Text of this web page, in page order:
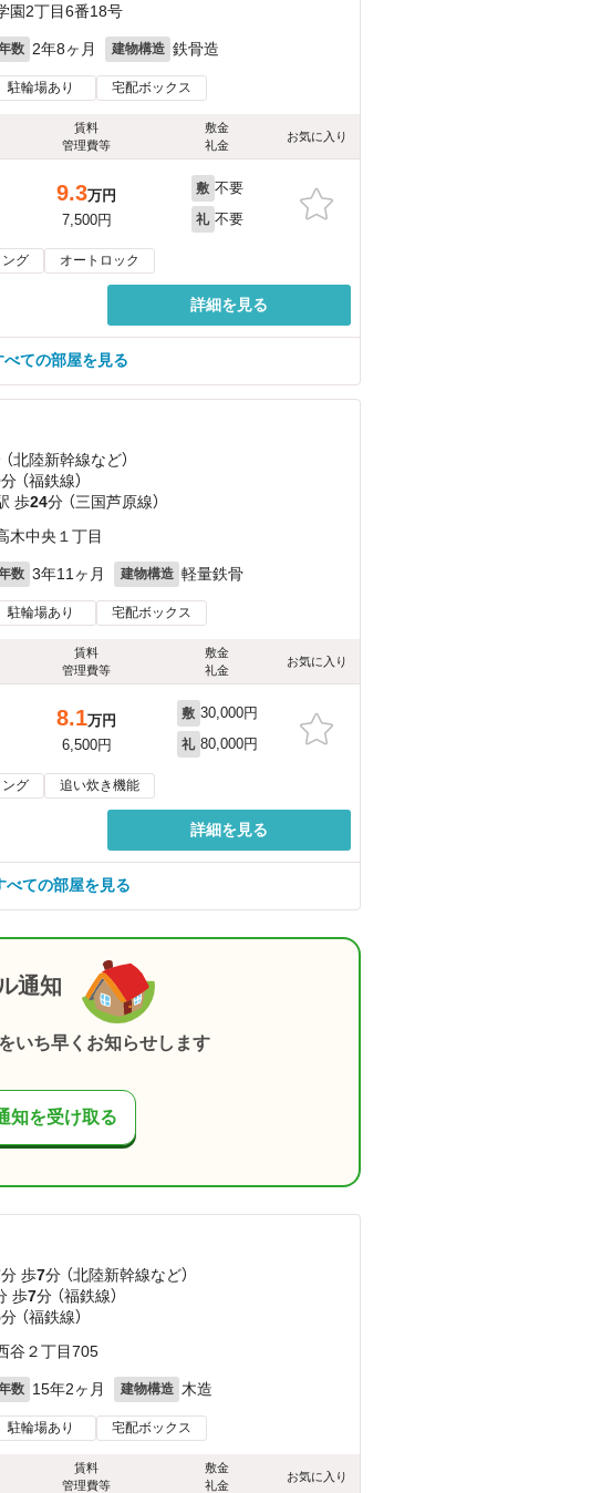
園2丁目6番18号
数 2年8ヶ月 建物構造 鉄骨造
駐輪場あり 宅配ボックス
賃料
管理費等
敷金
礼金
お気に入り
9.3万円
7,500円
敷 不要
礼 不要
グ オートロック
詳細を見る
ての部屋を見る
（北陸新幹線など）
分 （福鉄線）
歩24分 （三国芦原線）
木中央１丁目
数 3年11ヶ月 建物構造 軽量鉄骨
駐輪場あり 宅配ボックス
賃料
管理費等
敷金
礼金
お気に入り
8.1万円
6,500円
敷 30,000円
礼 80,000円
グ 追い炊き機能
詳細を見る
べての部屋を見る
通知
いち早くお知らせします
知を受け取る
分 歩7分 （北陸新幹線など）
歩7分 （福鉄線）
分 （福鉄線）
谷２丁目705
数 15年2ヶ月 建物構造 木造
駐輪場あり 宅配ボックス
賃料
管理費等
敷金
礼金
お気に入り